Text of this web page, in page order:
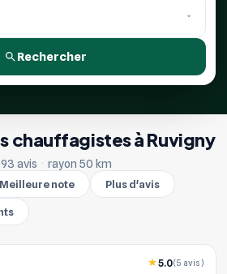
Rechercher
chauffagistes à Ruvigny
avis · rayon 50 km
Meilleure note Plus d'avis
5.0(5 avis)